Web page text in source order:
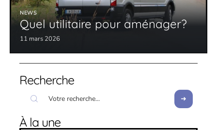
NEWS
Quel utilitaire pour aménager?
11 mars 2026
Recherche
À la une